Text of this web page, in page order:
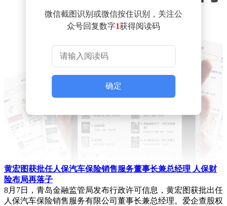
针对高频会议场景，Air2 Pro搭载的8.2英寸墨水屏实现300PPI
微信截图识别或微信按住识别，关注公
众号回复数字1获得阅读码
确定
黄宏图获批任人保汽车保险销售服务董事长兼总经理 人保财
险布局再落子
8月7日，青岛金融监管局发布行政许可信息，黄宏图获批出任
人保汽车保险销售服务有限公司董事长兼总经理。爱企查股权